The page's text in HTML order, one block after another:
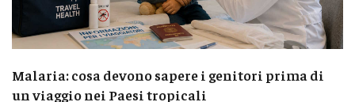
Malaria: cosa devono sapere i genitori prima di
un viaggio nei Paesi tropicali